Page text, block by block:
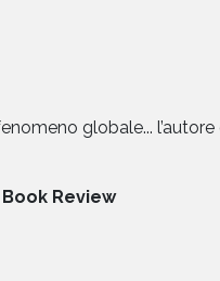
globale...
Review